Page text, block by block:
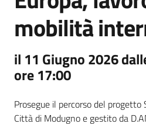
mobilità
il 11 Giugno 2026
ore 17:00
Prosegue il percorso del progetto
Città di Modugno e gestito da